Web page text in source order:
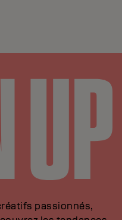
passionnés,